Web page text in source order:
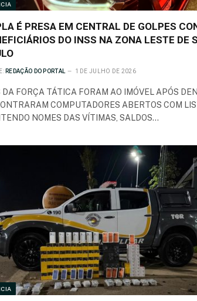
É PRESA EM CENTRAL DE GOLPES
DO INSS NA ZONA LESTE DE
REDAÇÃO DO PORTAL 1 DE JULHO DE 2026
DA FORÇA TÁTICA FORAM AO IMÓVEL APÓS
COMPUTADORES ABERTOS COM
NOMES DAS VÍTIMAS, SALDOS…